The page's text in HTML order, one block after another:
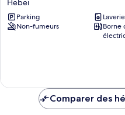
(Eye
of
Tianjin
Parking
Laverie
Non-fumeurs
Borne
Comparer des